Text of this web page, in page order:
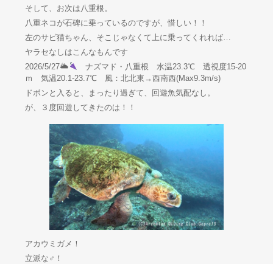
そして、お次は八重根。
八重ネコが石碑に乗っているのですが、惜しい！！
左のサビ猫ちゃん、そこじゃなくて上に乗ってくれれば…
ヤラセなしはこんなもんです
2026/5/27🌥
ナズマド・八重根 水温23.3℃ 透視度15-20
ｍ 気温20.1-23.7℃ 風：北北東→西南西(Max9.3m/s)
ドボンと入ると、まったり過ぎて、回遊魚気配なし。
が、３度回遊してきたのは！！
アカウミガメ！
立派な♂！